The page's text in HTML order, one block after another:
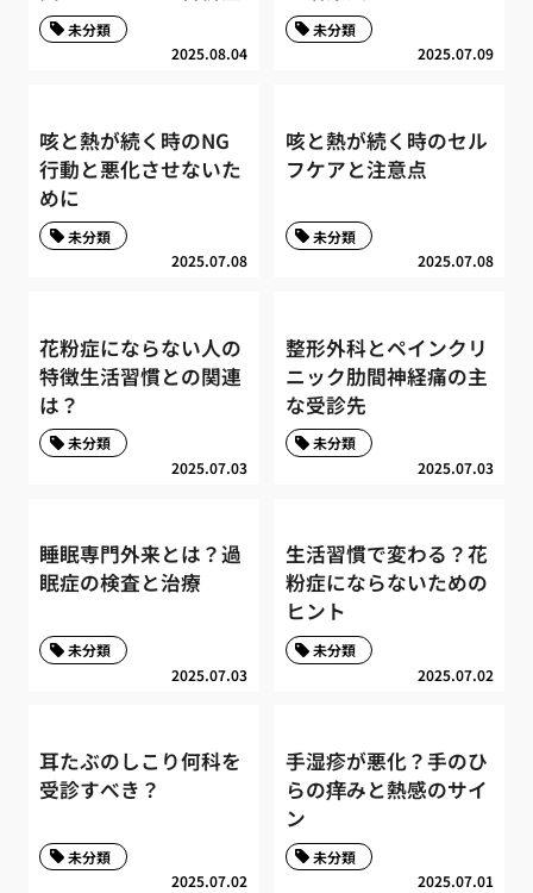
2025.08.04
未分類
2025.07.09
未分類
咳と熱が続く時のNG
行動と悪化させないた
めに
2025.07.08
未分類
咳と熱が続く時のセル
フケアと注意点
2025.07.08
未分類
花粉症にならない人の
特徴生活習慣との関連
は？
2025.07.03
未分類
整形外科とペインクリ
ニック肋間神経痛の主
な受診先
2025.07.03
未分類
睡眠専門外来とは？過
眠症の検査と治療
2025.07.03
未分類
生活習慣で変わる？花
粉症にならないための
ヒント
2025.07.02
未分類
耳たぶのしこり何科を
受診すべき？
2025.07.02
未分類
手湿疹が悪化？手のひ
らの痒みと熱感のサイ
ン
2025.07.01
未分類